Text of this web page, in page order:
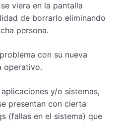
viera en la pantalla
de borrarlo eliminando
persona.
con su nueva
operativo.
y/o sistemas,
presentan con cierta
(fallas en el sistema) que